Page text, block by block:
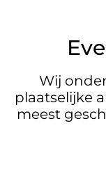
Wij
plaatselijke
meest